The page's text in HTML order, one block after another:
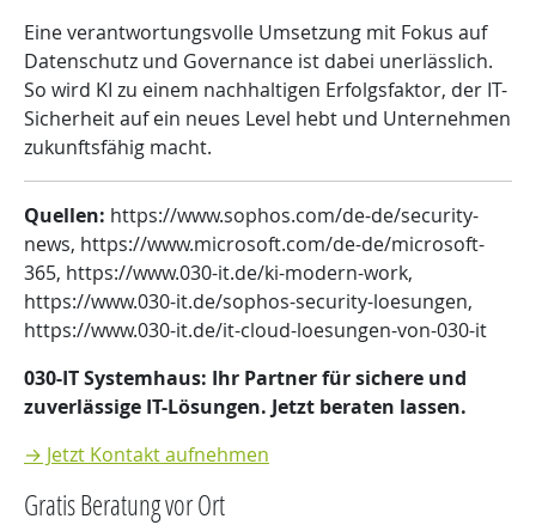
Eine verantwortungsvolle Umsetzung mit Fokus auf
Datenschutz und Governance ist dabei unerlässlich.
So wird KI zu einem nachhaltigen Erfolgsfaktor, der IT-
Sicherheit auf ein neues Level hebt und Unternehmen
zukunftsfähig macht.
Quellen: https://www.sophos.com/de-de/security-
news, https://www.microsoft.com/de-de/microsoft-
365, https://www.030-it.de/ki-modern-work,
https://www.030-it.de/sophos-security-loesungen,
https://www.030-it.de/it-cloud-loesungen-von-030-it
030-IT Systemhaus: Ihr Partner für sichere und
zuverlässige IT-Lösungen. Jetzt beraten lassen.
→ Jetzt Kontakt aufnehmen
Gratis Beratung vor Ort